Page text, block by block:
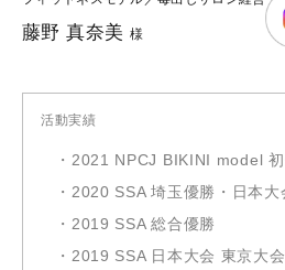
藤野 真奈美 様
活動実績
・2021 NPCJ BIKINI model
・2020 SSA 埼玉優勝・日本大
・2019 SSA 総合優勝
・2019 SSA 日本大会 東京大